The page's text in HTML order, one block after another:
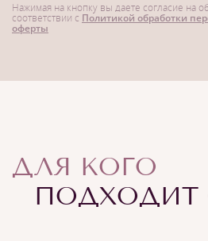
Нажимая на кнопку вы даете согласие на
соответствии с Политикой обработки
оферты
ДЛЯ КОГО
ПОДХОДИТ